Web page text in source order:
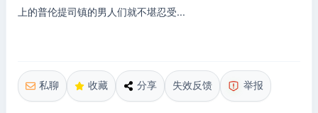
上的普伦提司镇的男人们就不堪忍受...
私聊 收藏 分享 失效反馈 举报